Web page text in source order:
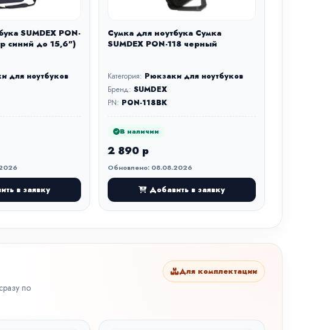
SUMDEX PON-
синий до 15,6")
для ноутбуков
в заявку
Сумка для ноутбука Сумка
SUMDEX PON-118 черный
Категория: Рюкзаки для ноутбуков
Бренд: SUMDEX
PN: PON-118BK
В наличии
2 890 р
Обновлено: 08.08.2026
Добавить в заявку
по
Для комплектации